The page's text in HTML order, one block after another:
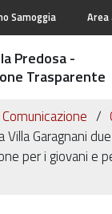
Samoggia
Predosa -
Trasparente
Comunicazione
Villa Garagnani
per i giovani e